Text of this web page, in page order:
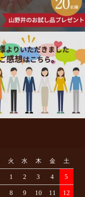
火 水 木 金 土
1 2 3 4 5
8 9 10 11 12